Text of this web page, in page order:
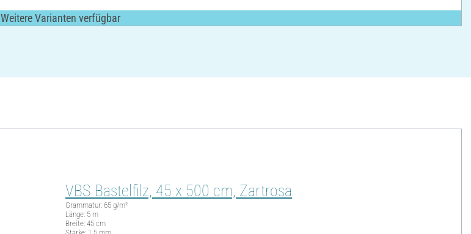
Weitere Varianten verfügbar
VBS Bastelfilz, 45 x 500 cm, Zartrosa
Grammatur: 65 g/m²
Länge: 5 m
Breite: 45 cm